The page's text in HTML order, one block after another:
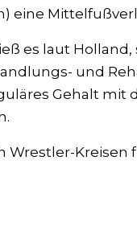
eine
es laut
und
Gehalt mit
Wrestler-Kreisen